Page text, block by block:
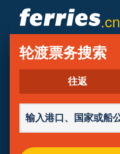
.cn
轮渡公司
轮渡目的地
轮渡航线
轮渡港口
轮渡票务搜索
往返